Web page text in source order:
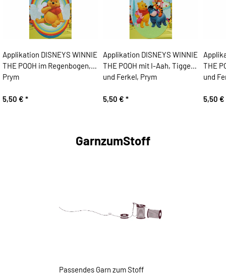
Applikation DISNEYS WINNIE
THE POOH im Regenbogen,
Prym
5,50 € *
Applikation DISNEYS WINNIE
THE POOH mit I-Aah, Tigger
und Ferkel, Prym
5,50 € *
THE
und
5,50 €
GarnzumStoff
Passendes Garn zum Stoff